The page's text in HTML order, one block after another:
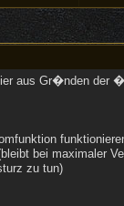
aus Gr�nden
bei maximaler
zu tun)